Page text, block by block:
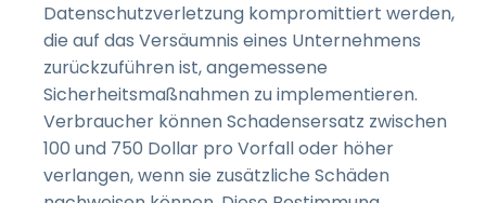
Datenschutzverletzung kompromittiert werden,
die auf das Versäumnis eines Unternehmens
zurückzuführen ist, angemessene
Sicherheitsmaßnahmen zu implementieren.
Verbraucher können Schadensersatz zwischen
100 und 750 Dollar pro Vorfall oder höher
verlangen, wenn sie zusätzliche Schäden